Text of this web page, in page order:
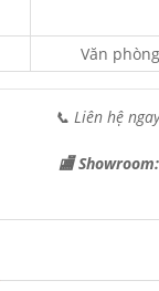
Văn phòng
📞 Liên hệ
🏬 Showroom: